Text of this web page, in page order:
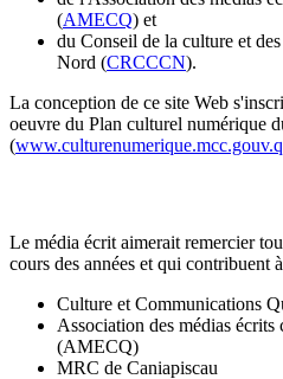
(AMECQ) et
du Conseil de la culture et
Nord (CRCCCN).
La conception de ce site Web
oeuvre du Plan culturel numérique
(
Le média écrit aimerait remercier
cours des années et qui contribuent
Culture et Communications
Association des médias
(AMECQ)
MRC de Caniapiscau